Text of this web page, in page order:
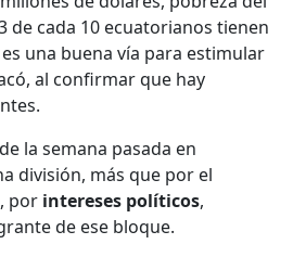
de cada 10 ecuatorianos tienen
una buena vía para estimular
al confirmar que hay
la semana pasada en
división, más que por el
por intereses políticos,
de ese bloque.